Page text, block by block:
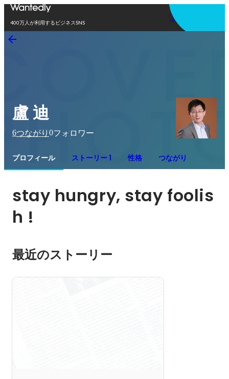
400万人が利用するビジネスSNS
アプリを使う
盧 迪
6つながり 0フォロワー
プロフィール ストーリー 1 性格 つながり
stay hungry, stay foolis
h !
最近のストーリー